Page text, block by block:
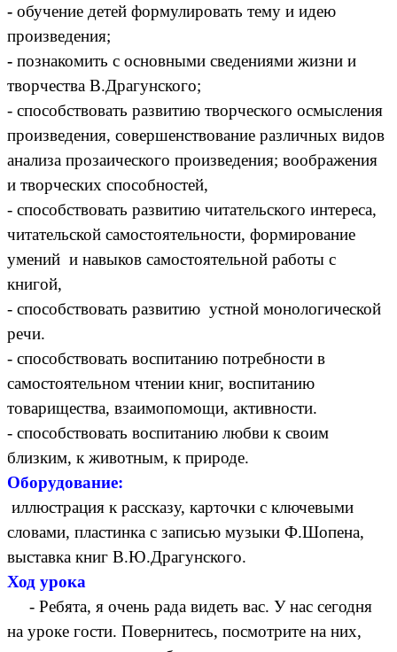
- обучение детей формулировать тему и идею
произведения;
- познакомить с основными сведениями жизни и
творчества В.Драгунского;
- способствовать развитию творческого осмысления
произведения, совершенствование различных видов
анализа прозаического произведения; воображения
и творческих способностей,
- способствовать развитию читательского интереса,
читательской самостоятельности, формирование
умений и навыков самостоятельной работы с
книгой,
- способствовать развитию устной монологической
речи.
- способствовать воспитанию потребности в
самостоятельном чтении книг, воспитанию
товарищества, взаимопомощи, активности.
- способствовать воспитанию любви к своим
близким, к животным, к природе.
Оборудование:
иллюстрация к рассказу, карточки с ключевыми
словами, пластинка с записью музыки Ф.Шопена,
выставка книг В.Ю.Драгунского.
Ход урока
- Ребята, я очень рада видеть вас. У нас сегодня
на уроке гости. Повернитесь, посмотрите на них,